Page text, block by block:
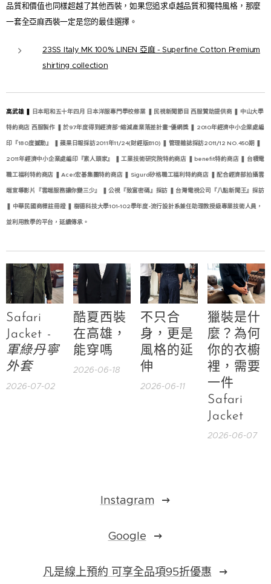
品質和價值也同樣超越了其他西裝，如果您追求卓越品質和獨特風格，那麼
一套全亞麻西裝一定是您的最佳選擇。
23SS Italy MK 100% LINEN 亞麻 - Superfine Cotton Premium
shirting collection
高武雄 ❚ 日本昭和五十年四月 日本洋服專門學校修業 ❚ 民視新聞節目 西服贊助提供商 ❚ 中山大學
特約商店 西服製作 ❚ 於97年度得到經濟部"縮減產業落差計畫"優網獎 ❚ 2010年經濟中小企業處編
印『180度撼動』 ❚ 蘋果日報採訪2011年11/24(財經版B10) ❚ 管理雜誌採訪2011/12 NO.450期 ❚
2011年經濟中小企業處編印『素人頭家』 ❚ 工業技術研究院特約商店 ❚ benefit特約商店 ❚ 台積電
職工福利特約商店 ❚ Acer宏碁集團特約商店 ❚ Sigurd矽格職工福利特約商店 ❚ 配合經濟部拍攝雲
端宣導影片『雲端服務讓你變三少』 ❚ 公視『致富密碼』採訪 ❚ 台灣電視公司『八點新聞王』採訪
❚ 中華民國商標註冊證 ❚ 樹德科技大學101-102學年度-流行設計系兼任助理教授級專業技術人員，
並利用教學的平台，延續傳承。
Safari
Jacket -
軍綠丹寧
外套
2026-07-02
酷夏西裝
在高雄，
能穿嗎
2026-06-18
不只合
身，更是
風格的延
伸
2026-06-11
獵裝是什
麼？為何
你的衣櫥
裡，需要
一件
Safari
Jacket
2026-06-07
Instagram
Google
凡是線上預約 可享全品項95折優惠